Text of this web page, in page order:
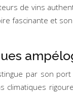
de vins
fascinante et
par son
climatiques